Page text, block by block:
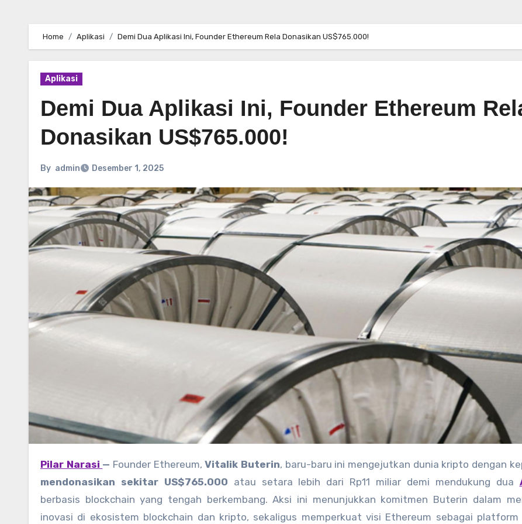
Home Aplikasi Demi Dua Aplikasi Ini, Founder Ethereum Rela Donasikan US$765.000!
Aplikasi
Demi Dua Aplikasi Ini, Founder Ethereum
Donasikan US$765.000!
By admin Desember 1, 2025
Pilar Narasi — Founder Ethereum,Vitalik Buterin, baru-baru ini mengejutkan dunia kripto dengan
mendonasikan sekitar US$765.000 atau setara lebih dari Rp11 miliar demi mendukung dua
berbasis blockchain yang tengah berkembang. Aksi ini menunjukkan komitmen Buterin dalam
inovasi di ekosistem blockchain dan kripto, sekaligus memperkuat visi Ethereum sebagai